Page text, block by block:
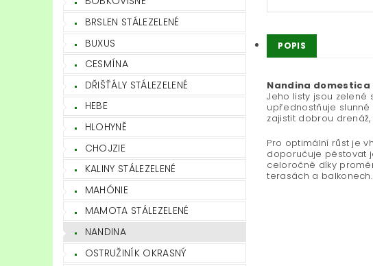
BRSLEN STÁLEZELENÉ
BUXUS
CESMÍNA
DŘIŠŤÁLY STÁLEZELENÉ
HEBE
HLOHYNĚ
CHOJZIE
KALINY STÁLEZELENÉ
MAHÓNIE
MAMOTA STÁLEZELENÉ
NANDINA
OSTRUŽINÍK OKRASNÝ
POPIS
Nandina
Jeho listy jsou zelené
upřednostňuje slunné
zajistit dobrou
Pro optimální růst je
doporučuje pěstovat
celoročně díky
terasách a balkonech.